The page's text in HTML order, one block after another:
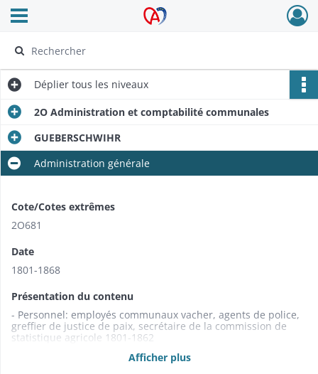
Archives Alsace - Colmar
Ouvrir le menu déroulant
Déplier tous les niveaux
2O Administration et comptabilité communales
GUEBERSCHWIHR
Administration générale
Cote/Cotes extrêmes
2O681
Date
1801-1868
Présentation du contenu
- Personnel: employés communaux vacher, agents de police,
greffier de justice de paix, secrétaire de la commission de
statistique agricole 1801-1862
- Culte: desservant (1805-1809); subvention à la fabrique de
Afficher plus